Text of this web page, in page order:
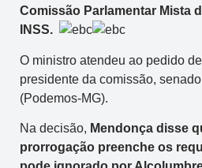
Comissão Parlamentar Mista
INSS.
O ministro atendeu ao pedido
presidente da comissão,
(Podemos-MG).
Na decisão, Mendonça disse
prorrogação preenche os